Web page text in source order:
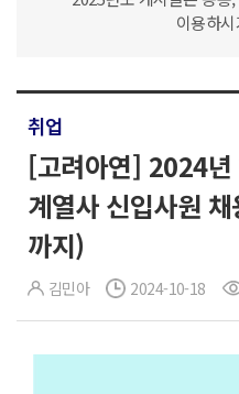
이용하
취업
[고려아연] 2024년
계열사 신입사원
까지)
김민아 2024-10-18